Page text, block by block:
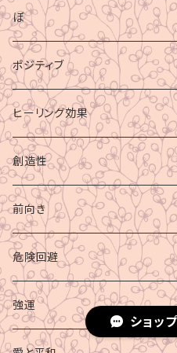
ぼ
ポジティブ
ヒーリング効果
創造性
前向き
危険回避
強運
ショッ